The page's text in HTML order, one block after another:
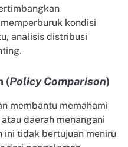
kondisi
analisis distribusi
(Policy Comparison)
membantu memahami
daerah menangani
ini tidak bertujuan meniru